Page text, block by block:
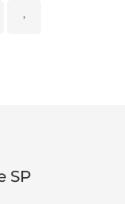
›
SP